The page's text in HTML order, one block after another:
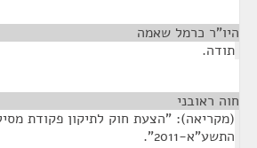
היו"ר כרמל שאמה
תודה.
חוה ראובני
התשע"א-2011".